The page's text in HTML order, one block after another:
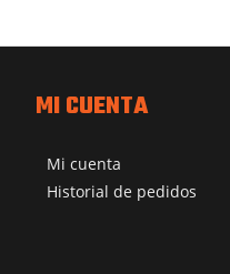
MI CUENTA
Mi cuenta
Historial de pedidos